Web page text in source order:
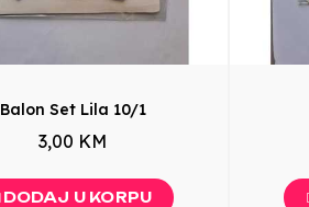
Balon Set Lila 10/1
3,00 KM
DODAJ U KORPU